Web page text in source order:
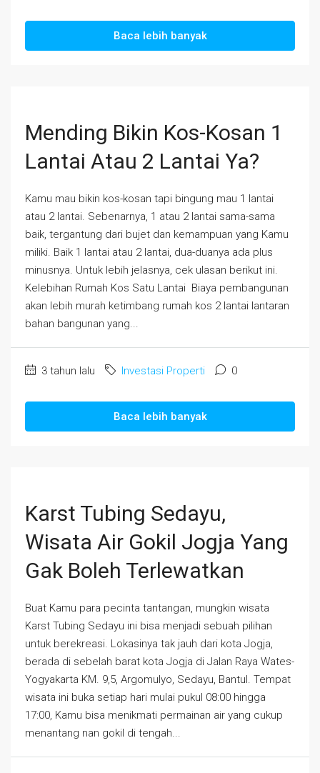
Baca lebih banyak
Mending Bikin Kos-Kosan 1
Lantai Atau 2 Lantai Ya?
Kamu mau bikin kos-kosan tapi bingung mau 1 lantai
atau 2 lantai. Sebenarnya, 1 atau 2 lantai sama-sama
baik, tergantung dari bujet dan kemampuan yang Kamu
miliki. Baik 1 lantai atau 2 lantai, dua-duanya ada plus
minusnya. Untuk lebih jelasnya, cek ulasan berikut ini.
Kelebihan Rumah Kos Satu Lantai Biaya pembangunan
akan lebih murah ketimbang rumah kos 2 lantai lantaran
bahan bangunan yang...
3 tahun lalu Investasi Properti 0
Baca lebih banyak
Karst Tubing Sedayu,
Wisata Air Gokil Jogja Yang
Gak Boleh Terlewatkan
Buat Kamu para pecinta tantangan, mungkin wisata
Karst Tubing Sedayu ini bisa menjadi sebuah pilihan
untuk berekreasi. Lokasinya tak jauh dari kota Jogja,
berada di sebelah barat kota Jogja di Jalan Raya Wates-
Yogyakarta KM. 9,5, Argomulyo, Sedayu, Bantul. Tempat
wisata ini buka setiap hari mulai pukul 08:00 hingga
17:00, Kamu bisa menikmati permainan air yang cukup
menantang nan gokil di tengah...